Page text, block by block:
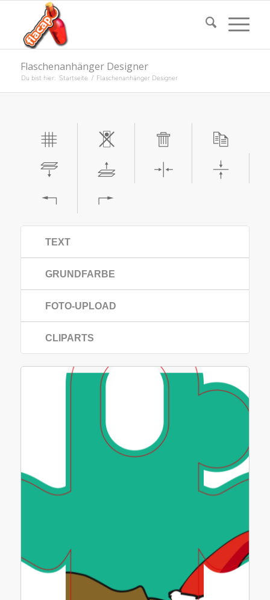
Flaschenanhänger Designer
Du bist hier: Startseite / Flaschenanhänger Designer
TEXT
GRUNDFARBE
FOTO-UPLOAD
CLIPARTS